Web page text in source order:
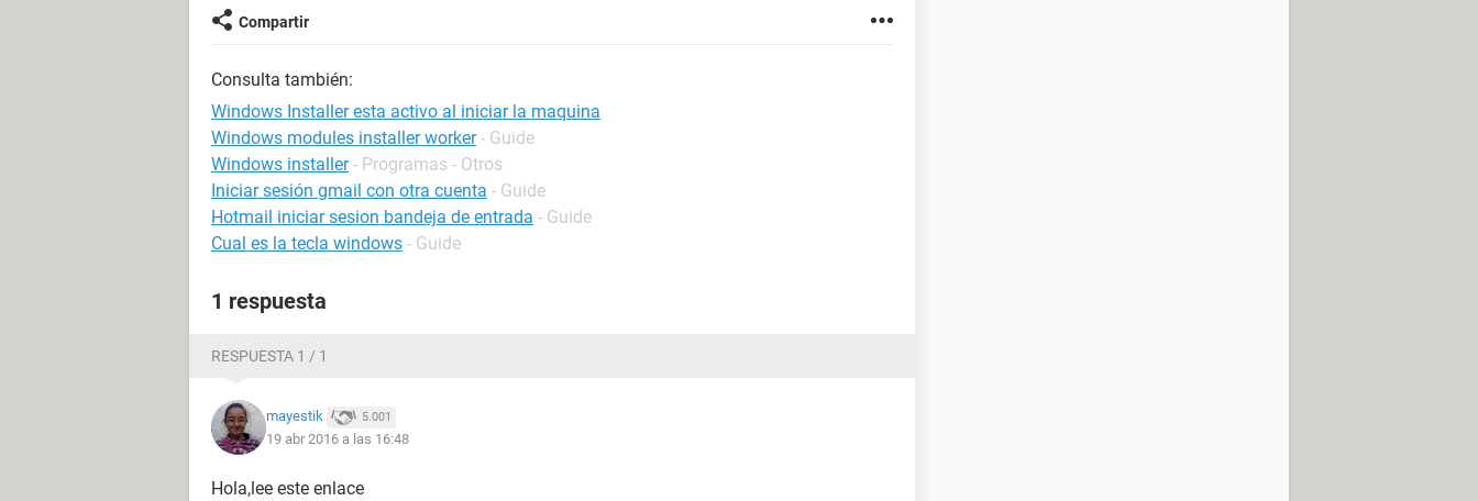
Compartir
Consulta también:
Windows Installer esta activo al iniciar la maquina
Windows modules installer worker - Guide
Windows installer - Programas - Otros
Iniciar sesión gmail con otra cuenta - Guide
Hotmail iniciar sesion bandeja de entrada - Guide
Cual es la tecla windows - Guide
1 respuesta
RESPUESTA 1 / 1
mayestik 5.001
19 abr 2016 a las 16:48
Hola,lee este enlace